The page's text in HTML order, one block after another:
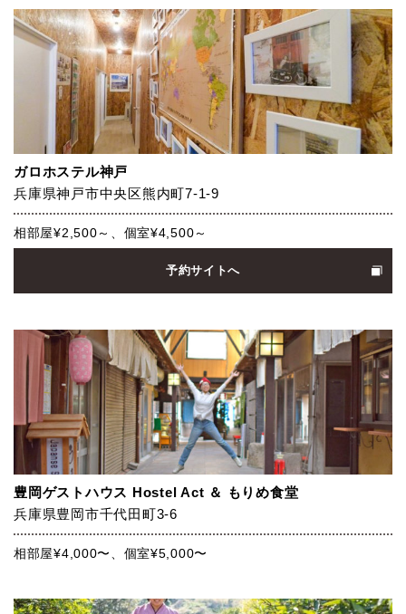
ガロホステル神戸
兵庫県神戸市中央区熊内町7-1-9
相部屋¥2,500～、個室¥4,500～
予約サイトへ
豊岡ゲストハウス Hostel Act ＆ もりめ食堂
兵庫県豊岡市千代田町3-6
相部屋¥4,000〜、個室¥5,000〜